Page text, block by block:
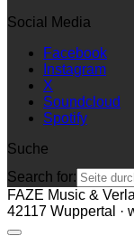
Social Media
Facebook
Instagram
X
Soundcloud
Spotify
Suche
Search for:
FAZE Music &
42117 Wuppertal ·